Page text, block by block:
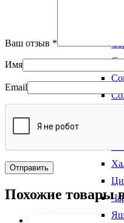
Ваш отзыв *
Имя
Email
Похожие товары